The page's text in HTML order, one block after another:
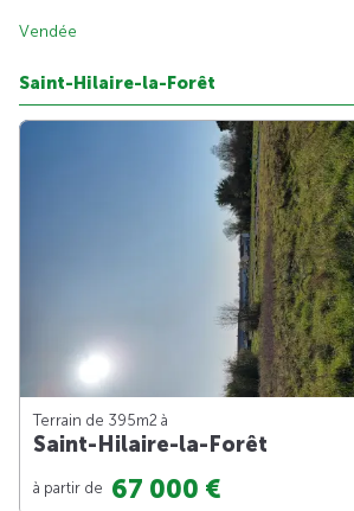
Vendée
Saint-Hilaire-la-Forêt
Terrain de 395m2 à
Saint-Hilaire-la-Forêt
à partir de 67 000 €